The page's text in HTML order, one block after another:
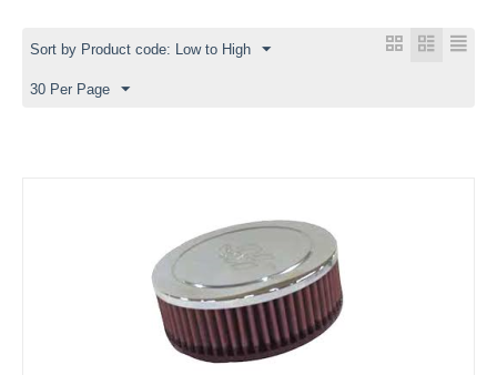
Sort by Product code: Low to High
30 Per Page